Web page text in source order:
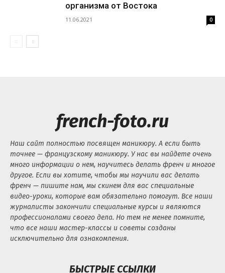
организма от Востока
11.06.2021 0
french-foto.ru
Наш сайт полностью посвящен маникюру. А если быть
точнее — французскому маникюру. У нас вы найдете очень
много информации о нем, научитесь делать френч и многое
другое. Если вы хотите, чтобы мы научили вас делать
френч — пишите нам, мы скинем для вас специальные
видео-уроки, которые вам обязательно помогут. Все наши
журналисты закончили специальные курсы и являются
профессионалами своего дела. Но тем не менее помните,
что все наши мастер-классы и советы созданы
исключительно для ознакомления.
БЫСТРЫЕ ССЫЛКИ